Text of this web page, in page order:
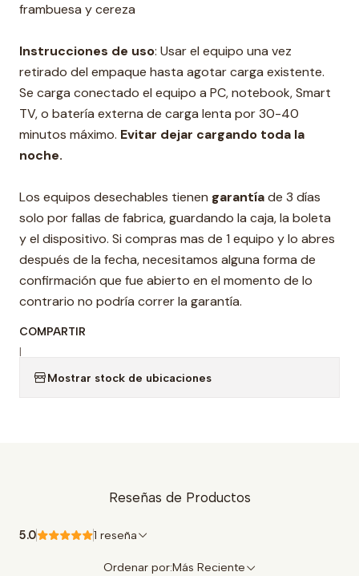
frambuesa y cereza
Instrucciones de uso: Usar el equipo una vez
retirado del empaque hasta agotar carga existente.
Se carga conectado el equipo a PC, notebook, Smart
TV, o batería externa de carga lenta por 30-40
minutos máximo. Evitar dejar cargando toda la
noche.
Los equipos desechables tienen garantíade 3 días
solo por fallas de fabrica, guardando la caja, la boleta
y el dispositivo. Si compras mas de 1 equipo y lo abres
después de la fecha, necesitamos alguna forma de
confirmación que fue abierto en el momento de lo
contrario no podría correr la garantía.
COMPARTIR
|
Mostrar stock de ubicaciones
Reseñas de Productos
5.0 1 reseña
Ordenar por:Más Reciente